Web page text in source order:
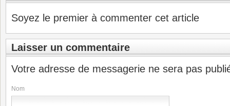
Soyez le premier à commenter cet article
Laisser un commentaire
Votre adresse de messagerie ne sera pas
Nom